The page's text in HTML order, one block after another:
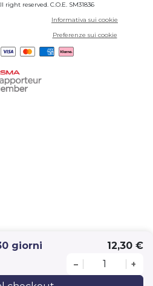
giorni 12,30 €
– +
reserved. C.O.E. SM31836
Informativa sui cookie
Preferenze sui cookie